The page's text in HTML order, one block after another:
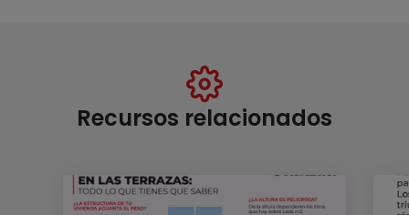
Recursos relacionados